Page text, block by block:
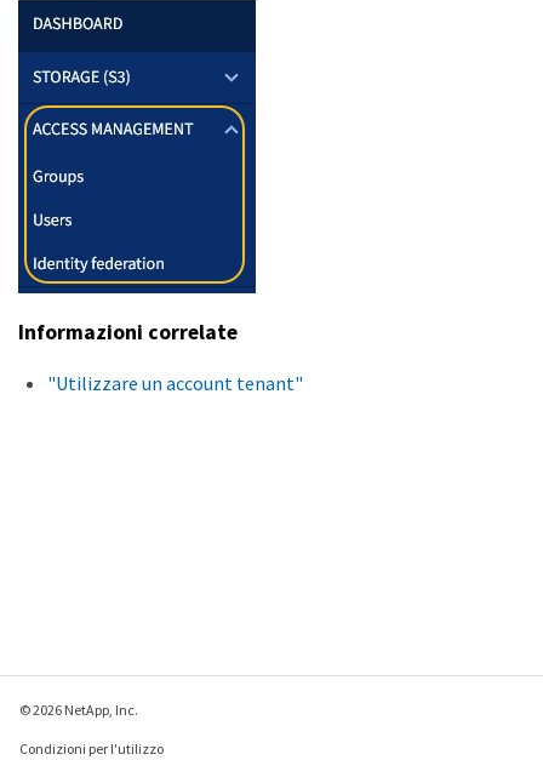
Informazioni correlate
"Utilizzare un account tenant"
© 2026 NetApp, Inc.
Condizioni per l'utilizzo